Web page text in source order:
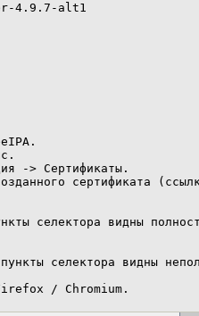
4.9.7-alt1
-> Сертификаты.
сертификата
селектора видны
селектора видны
/ Chromium.